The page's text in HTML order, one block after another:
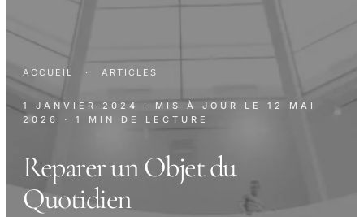
ACCUEIL · ARTICLES
1 JANVIER 2024 · MIS À JOUR LE 12 MAI
2026
· 1 MIN DE LECTURE
Reparer un Objet du
Quotidien